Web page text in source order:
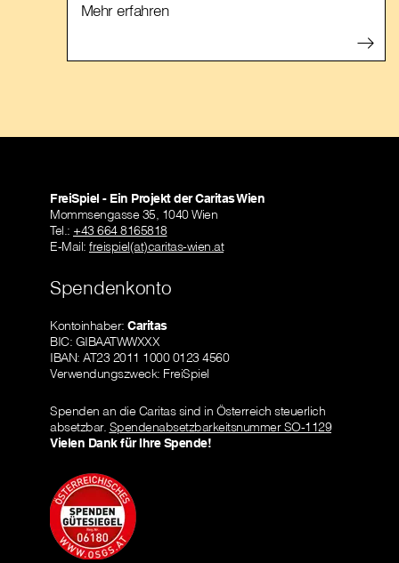
Mehr erfahren
FreiSpiel - Ein Projekt der Caritas Wien
Mommsengasse 35, 1040 Wien
Tel.: +43 664 8165818
E-Mail: freispiel(at)caritas-wien.at
Spendenkonto
Kontoinhaber: Caritas
BIC: GIBAATWWXXX
IBAN: AT23 2011 1000 0123 4560
Verwendungszweck: FreiSpiel
Spenden an die Caritas sind in Österreich steuerlich
absetzbar. Spendenabsetzbarkeitsnummer SO-1129
Vielen Dank für Ihre Spende!